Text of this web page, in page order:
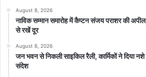
विकास की सच्ची कहानी पर आधारित है। फिल्म में
अनुपम खेर, निवेदिता भट्टाचार्य, सप्तमी गौड़ा और
August 8, 2026
नाविक सम्मान समारोह में कैप्टन संजय पराशर की
से रखें दूर
August 8, 2026
जन भवन से निकली साइकिल रैली, कार्मिकों ने दिया
संदेश